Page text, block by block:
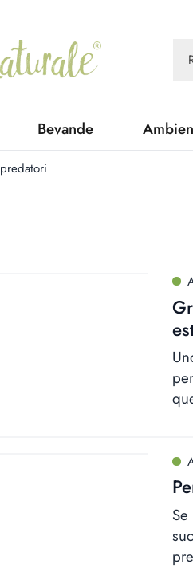
Bevande
predatori